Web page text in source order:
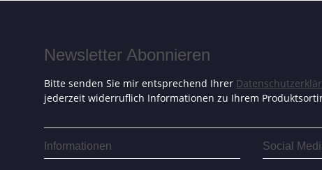
Newsletter Abonnieren
Bitte senden Sie mir entsprechend Ihrer
jederzeit widerruflich Informationen zu Ihrem
Informationen Social